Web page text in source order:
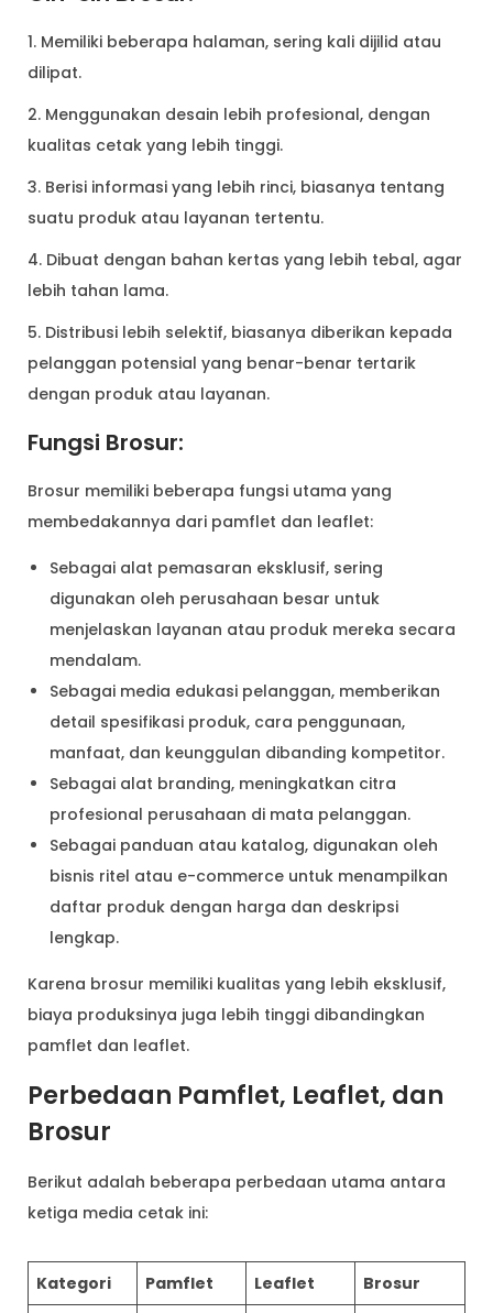
1. Memiliki beberapa halaman, sering kali dijilid atau
dilipat.
2. Menggunakan desain lebih profesional, dengan
kualitas cetak yang lebih tinggi.
3. Berisi informasi yang lebih rinci, biasanya tentang
suatu produk atau layanan tertentu.
4. Dibuat dengan bahan kertas yang lebih tebal, agar
lebih tahan lama.
5. Distribusi lebih selektif, biasanya diberikan kepada
pelanggan potensial yang benar-benar tertarik
dengan produk atau layanan.
Fungsi Brosur:
Brosur memiliki beberapa fungsi utama yang
membedakannya dari pamflet dan leaflet:
Sebagai alat pemasaran eksklusif, sering
digunakan oleh perusahaan besar untuk
menjelaskan layanan atau produk mereka secara
mendalam.
Sebagai media edukasi pelanggan, memberikan
detail spesifikasi produk, cara penggunaan,
manfaat, dan keunggulan dibanding kompetitor.
Sebagai alat branding, meningkatkan citra
profesional perusahaan di mata pelanggan.
Sebagai panduan atau katalog, digunakan oleh
bisnis ritel atau e-commerce untuk menampilkan
daftar produk dengan harga dan deskripsi
lengkap.
Karena brosur memiliki kualitas yang lebih eksklusif,
biaya produksinya juga lebih tinggi dibandingkan
pamflet dan leaflet.
Perbedaan Pamflet, Leaflet, dan
Brosur
Berikut adalah beberapa perbedaan utama antara
ketiga media cetak ini:
Kategori Pamflet Leaflet Brosur